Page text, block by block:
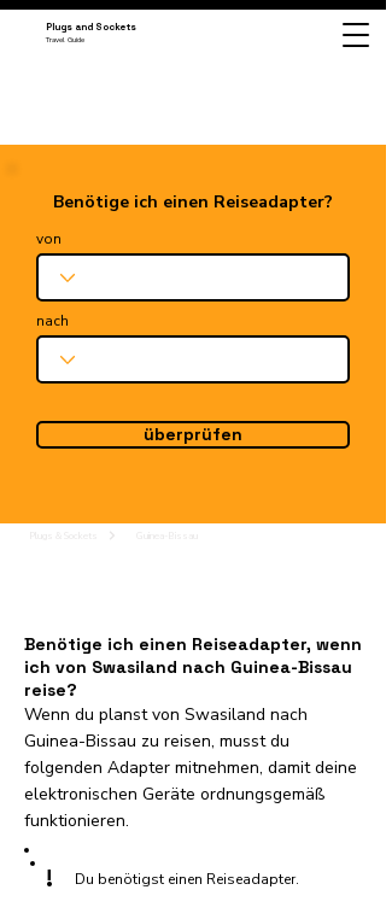
Plugs and Sockets
Travel Guide
Benötige ich einen Reiseadapter?
von
nach
überprüfen
Benötige ich einen Reiseadapter, wenn
ich von Swasiland nach Guinea-Bissau
reise?
Wenn du planst von Swasiland nach
Guinea-Bissau zu reisen, musst du
folgenden Adapter mitnehmen, damit deine
elektronischen Geräte ordnungsgemäß
funktionieren.
! Du benötigst einen Reiseadapter.